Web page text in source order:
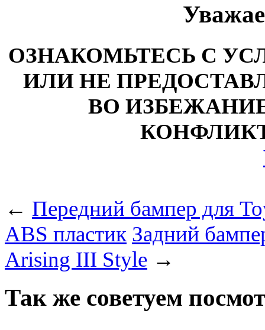
ОЗНАКОМЬТЕСЬ С
ИЛИ НЕ
ВО
← Передний бампер для
ABS пластик Задний
Arising III Style →
Так же советуем